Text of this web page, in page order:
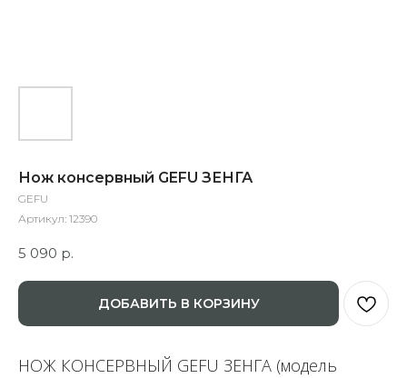
Нож консервный GEFU ЗЕНГА
GEFU
Артикул: 12390
5 090 р.
ДОБАВИТЬ В КОРЗИНУ
НОЖ КОНСЕРВНЫЙ GEFU ЗЕНГА (модель